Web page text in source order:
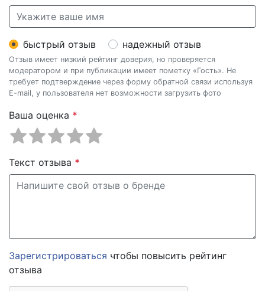
быстрый отзыв надежный отзыв
Отзыв имеет низкий рейтинг доверия, но проверяется
модератором и при публикации имеет пометку «Гость». Не
требует подтверждение через форму обратной связи используя
E-mail, у пользователя нет возможности загрузить фото
Ваша оценка *
Текст отзыва *
Зарегистрироваться чтобы повысить рейтинг
отзыва